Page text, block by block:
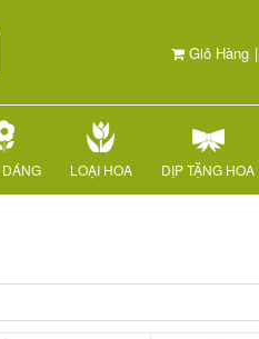
Giỏ Hàng |
LOẠI HOA DỊP TẶNG HOA